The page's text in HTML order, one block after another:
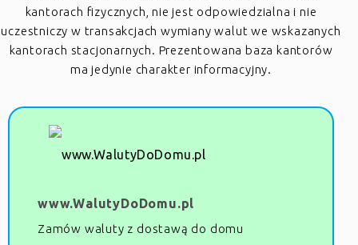
kantorach fizycznych, nie jest odpowiedzialna i nie
uczestniczy w transakcjach wymiany walut we wskazanych
kantorach stacjonarnych. Prezentowana baza kantorów
ma jedynie charakter informacyjny.
www.WalutyDoDomu.pl
Zamów waluty z dostawą do domu